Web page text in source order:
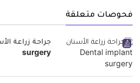
فحوصات متعلقة
surgery